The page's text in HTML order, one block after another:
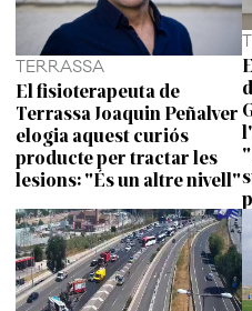
TERRASSA
El fisioterapeuta de
Terrassa Joaquin Peñalver
elogia aquest curiós
producte per tractar les
lesions: "És un altre nivell"